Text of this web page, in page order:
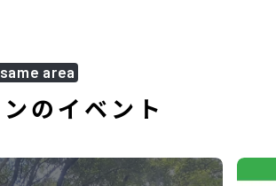
area
のイベント